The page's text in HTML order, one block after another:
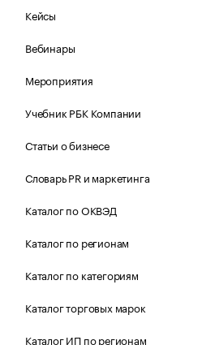
Кейсы
Вебинары
Мероприятия
Учебник РБК Компании
Статьи о бизнесе
Словарь PR и маркетинга
Каталог по ОКВЭД
Каталог по регионам
Каталог по категориям
Каталог торговых марок
Каталог ИП по регионам